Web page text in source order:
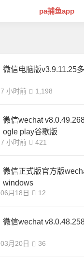
pa捕鱼app
微信电脑版v3.9.11.25
7 小时前 1,198
微信wechat
ogle play谷歌版
7 小时前 421
微信正式版官方版
windows
06月18日 12
微信wechat
03月20日 36